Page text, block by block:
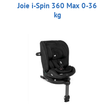
Joie i-Spin 360 Max 0-36
kg